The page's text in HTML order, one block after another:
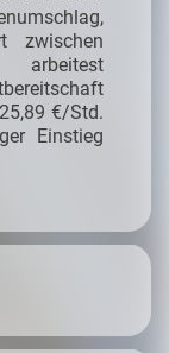
zwischen
€/Std.
Einstieg